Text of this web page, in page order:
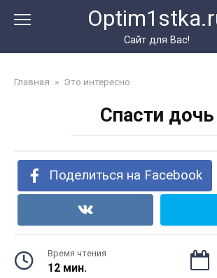
Сайт для Вас!
Главная » Это интересно
Спасти дочь
Поделиться на Facebook
Время чтения
12 мин.